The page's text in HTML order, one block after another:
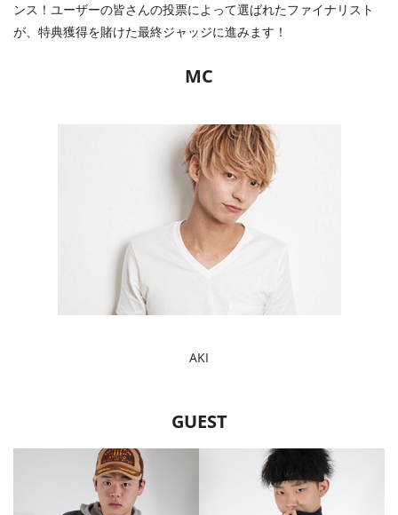
ンス！ユーザーの皆さんの投票によって選ばれたファイナリスト
が、特典獲得を賭けた最終ジャッジに進みます！
MC
AKI
GUEST